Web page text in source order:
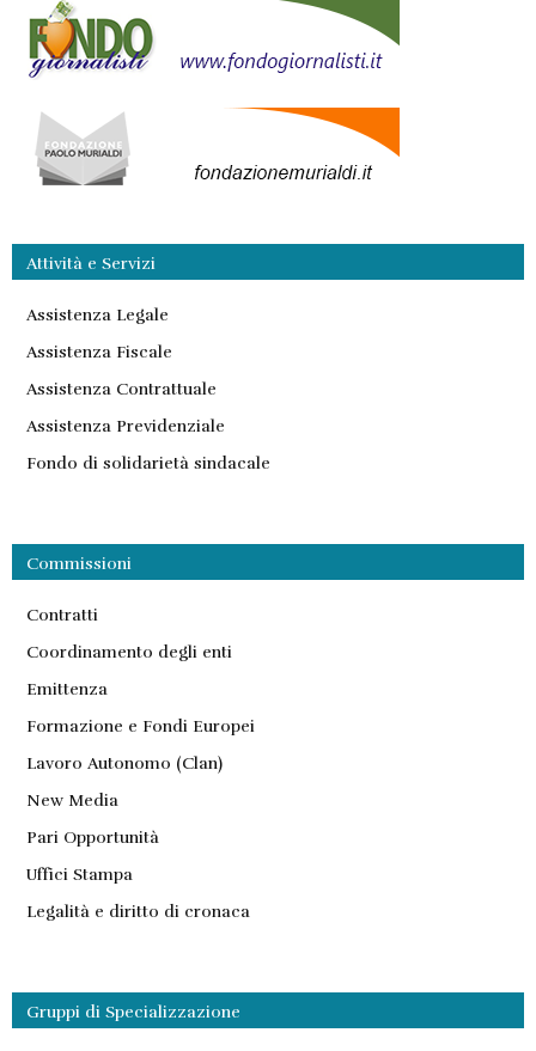
Attività e Servizi
Assistenza Legale
Assistenza Fiscale
Assistenza Contrattuale
Assistenza Previdenziale
Fondo di solidarietà sindacale
Commissioni
Contratti
Coordinamento degli enti
Emittenza
Formazione e Fondi Europei
Lavoro Autonomo (Clan)
New Media
Pari Opportunità
Uffici Stampa
Legalità e diritto di cronaca
Gruppi di Specializzazione